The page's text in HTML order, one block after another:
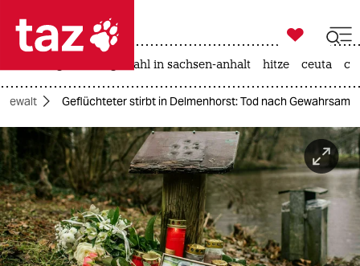
 taz zahl ich
taz zahl ich
themen
politik
öko
gesellschaft

taz zahl ich
landtagswahl in sachsen-anhalt hitze ceuta
Geflüchteter stirbt in Delmenhorst: Tod nach Gewahrsam